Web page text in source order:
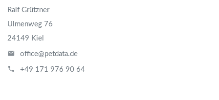
Ralf Grützner
Ulmenweg 76
24149 Kiel
office@petdata.de
+49 171 976 90 64